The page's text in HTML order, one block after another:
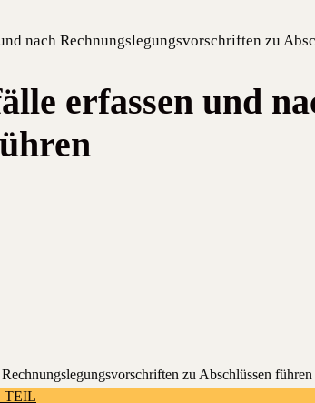
nach Rechnungslegungsvorschriften zu
erfassen und
zu Abschlüs­sen
TEIL